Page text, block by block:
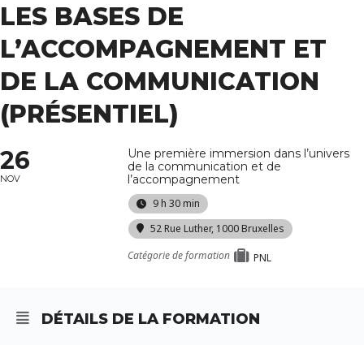
LES BASES DE
L’ACCOMPAGNEMENT ET
DE LA COMMUNICATION
(PRÉSENTIEL)
26
NOV
Une première immersion dans l’univers
de la communication et de
l’accompagnement
9 h 30 min
52 Rue Luther, 1000 Bruxelles
Catégorie de formation
PNL
DÉTAILS DE LA FORMATION